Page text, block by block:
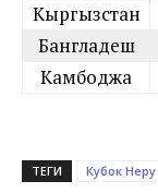
Кыргызстан
Бангладеш
Камбоджа
ТЕГИ Кубок Неру